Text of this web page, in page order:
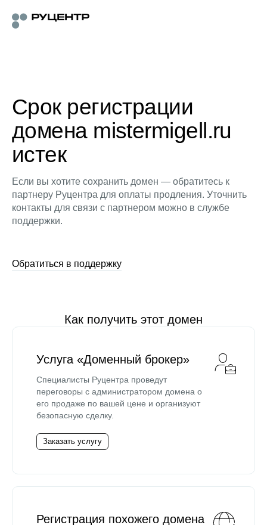
Срок регистрации
домена mistermigell.ru
истек
Если вы хотите сохранить домен — обратитесь к
партнеру Руцентра для оплаты продления. Уточнить
контакты для связи с партнером можно в службе
поддержки.
Обратиться в поддержку
Как получить этот домен
Услуга «Доменный брокер»
Специалисты Руцентра проведут
переговоры с администратором домена о
его продаже по вашей цене и организуют
безопасную сделку.
Заказать услугу
Регистрация похожего домена